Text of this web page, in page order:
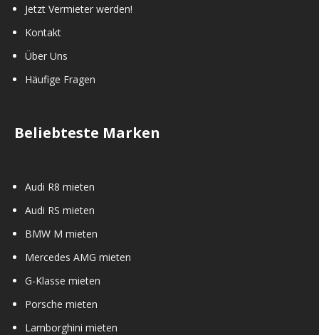
Jetzt Vermieter werden!
Kontakt
Über Uns
Häufige Fragen
Beliebteste Marken
Audi R8 mieten
Audi RS mieten
BMW M mieten
Mercedes AMG mieten
G-Klasse mieten
Porsche mieten
Lamborghini mieten